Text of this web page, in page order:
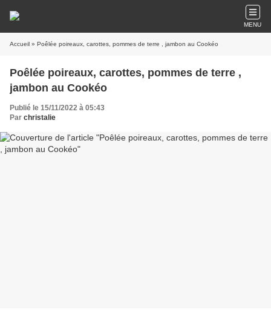
MENU
Accueil » Poêlée poireaux, carottes, pommes de terre , jambon au Cookéo
Poêlée poireaux, carottes, pommes de terre ,
jambon au Cookéo
Publié le 15/11/2022 à 05:43
Par christalie